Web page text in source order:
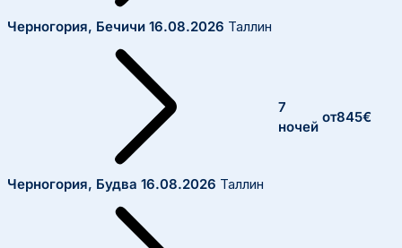
Черногория, Бечичи 16.08.2026 Таллин
Черногория, Будва 16.08.2026 Таллин
7
ночей
от845€